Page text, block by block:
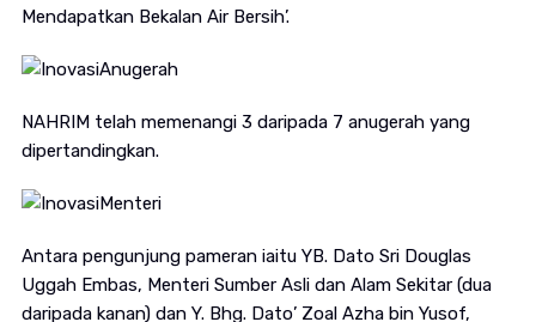
Mendapatkan Bekalan Air Bersih’.
NAHRIM telah memenangi 3 daripada 7 anugerah yang
dipertandingkan.
Antara pengunjung pameran iaitu YB. Dato Sri Douglas
Uggah Embas, Menteri Sumber Asli dan Alam Sekitar (dua
daripada kanan) dan Y. Bhg. Dato’ Zoal Azha bin Yusof,